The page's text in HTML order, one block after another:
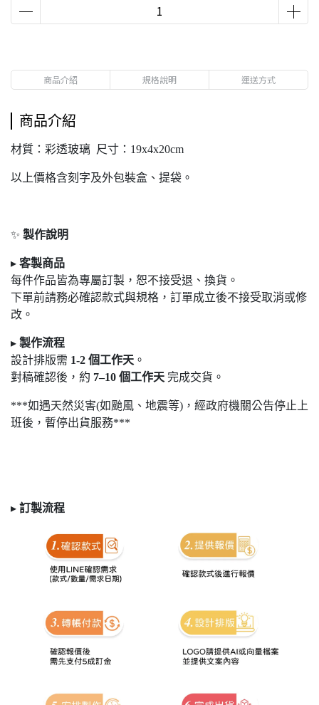
商品介紹 規格說明 運送方式
商品介紹
材質：彩透玻璃 尺寸：19x4x20cm
以上價格含刻字及外包裝盒、提袋。
✨ 製作說明
▸ 客製商品
每件作品皆為專屬訂製，恕不接受退 、換貨。
下單前請務必確認款式與規格，訂單成立後不接受取消或修
改。
▸ 製作流程
設計排版需 1-2 個工作天 。
對稿確認後，約 7–10 個工作天 完成交貨。
***如遇天然災害(如颱風、地震等)，經政府機關公告停止上
班後，暫停出貨服務***
▸ 訂製流程